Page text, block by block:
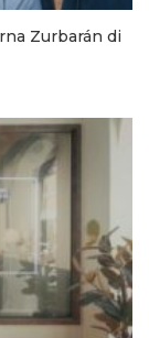
Zurbarán di